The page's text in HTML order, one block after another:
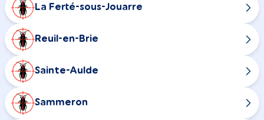
La Ferté-sous-Jouarre
Reuil-en-Brie
Sainte-Aulde
Sammeron